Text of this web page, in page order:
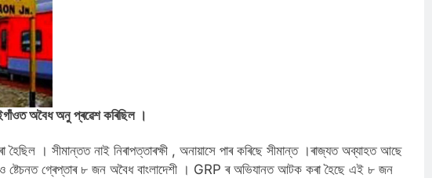
অবৈধ অনু প্ৰৱেশ কৰিছিল ।
হৈছিল । সীমান্তত নাই নিৰাপত্তাৰক্ষী , অনায়াসে পাৰ কৰিছে সীমান্ত ।ৰাজ্যত অব্যাহত আছে
ষ্টেচনত গ্ৰেপ্তাৰ ৮ জন অবৈধ বাংলাদেশী । GRP ৰ অভিযানত আটক কৰা হৈছে এই ৮ জন